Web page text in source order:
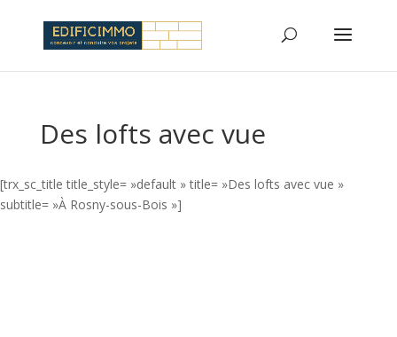
Des lofts avec vue
[trx_sc_title title_style= »default » title= »Des lofts avec vue »
subtitle= »À Rosny-sous-Bois »]